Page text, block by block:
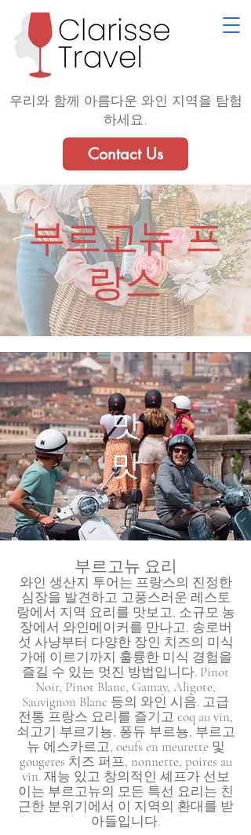
우리와 함께 아름다운 와인 지역을 탐험
하세요.
Contact Us
부르고뉴 프
랑스
맛
맛
부르고뉴 요리
와인 생산지 투어는 프랑스의 진정한
심장을 발견하고 고풍스러운 레스토
랑에서 지역 요리를 맛보고, 소규모 농
장에서 와인메이커를 만나고, 송로버
섯 사냥부터 다양한 장인 치즈의 미식
가에 이르기까지 훌륭한 미식 경험을
즐길 수 있는 멋진 방법입니다. Pinot
Noir, Pinot Blanc, Gamay, Aligote,
Sauvignon Blanc 등의 와인 시음. 고급
전통 프랑스 요리를 즐기고 coq au vin,
쇠고기 부르기뇽, 퐁듀 부르뇽, 부르고
뉴 에스카르고, oeufs en meurette 및
gougeres 치즈 퍼프, nonnette, poires au
vin. 재능 있고 창의적인 셰프가 선보
이는 부르고뉴의 모든 특선 요리는 친
근한 분위기에서 이 지역의 환대를 받
아들입니다.